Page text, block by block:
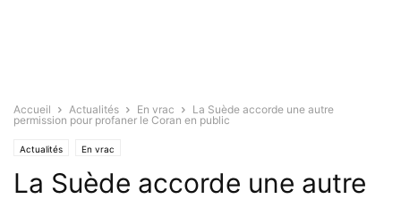
Accueil Actualités En vrac
La Suède accorde une autre
permission pour profaner le Coran en public
Actualités En vrac
La Suède accorde une autre